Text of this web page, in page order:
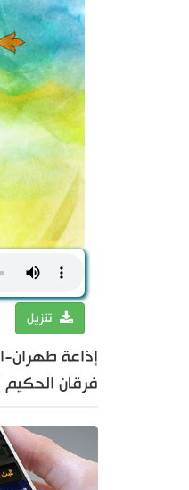
تنزيل
إذاعة طهران-
فرقان الحكيم